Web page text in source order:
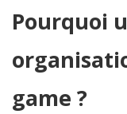
Pourquoi
game ?